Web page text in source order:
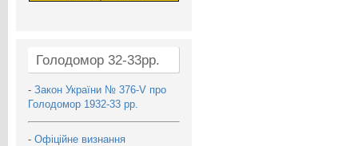
Голодомор 32-33рр.
- Закон України № 376-V про
Голодомор 1932-33 рр.
- Офіційне визнання